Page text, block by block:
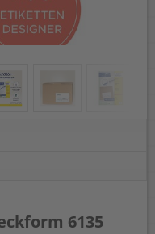
6135